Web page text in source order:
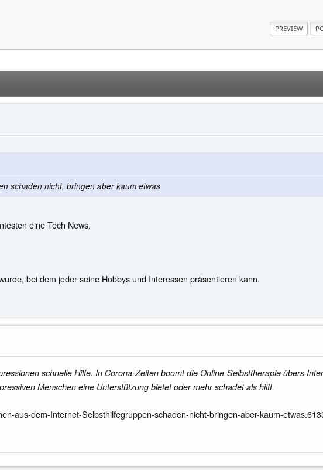
schaden nicht, bringen aber kaum etwas
eine Tech News.
bei dem jeder seine Hobbys und Interessen präsentieren kann.
schnelle Hilfe. In Corona-Zeiten boomt die Online-Selbsttherapie übers
Menschen eine Unterstützung bietet oder mehr schadet als hilft.
aus-dem-Internet-Selbsthilfegruppen-schaden-nicht-bringen-aber-kaum-